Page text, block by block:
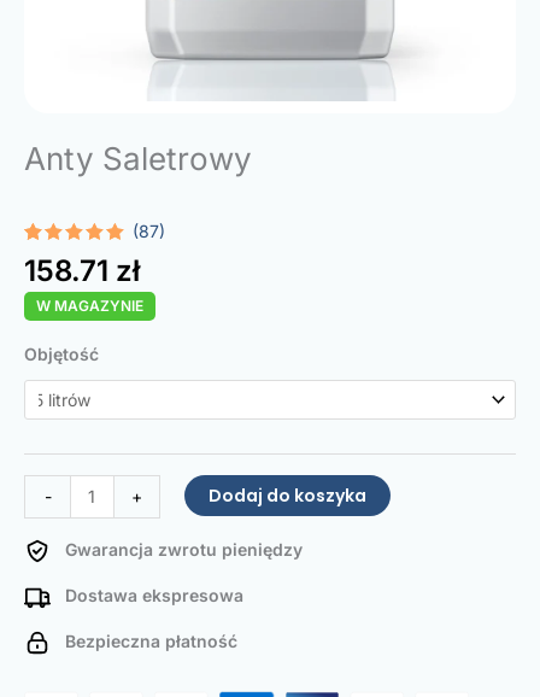
Anty Saletrowy
Oceniony
4.87na 5
na
podstawie
87
ocen
(87)
158.71 zł
W MAGAZYNIE
Objętość
-
ilość
Saltpetre
Treatment
+ Dodaj do koszyka
Gwarancja zwrotu pieniędzy
Dostawa ekspresowa
Bezpieczna płatność